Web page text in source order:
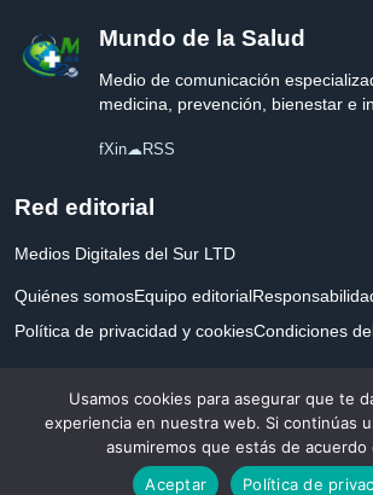
Mundo de la Salud
Medio de comunicación
medicina, prevención, bienestar e
fXin☁RSS
Red editorial
Medios Digitales del Sur LTD
Quiénes somosEquipo editorial
Política de privacidad y cookiesCondiciones
© 2026 Mundo de la Salud. Todos los derechos
por la salud.
Usamos cookies para asegurar que te
experiencia en nuestra web. Si continúas
asumiremos que estás de acuerdo
Aceptar
Política de